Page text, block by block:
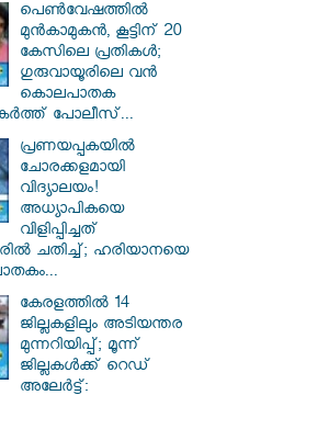
പെൺവേഷത്തിൽ
മുൻകാമുകൻ, കൂട്ടിന് 20
കേസിലെ പ്രതികൾ;
ഗുരുവായൂരിലെ വൻ
കൊലപാതക
പോലീസ്...
പ്രണയപ്പകയിൽ
ചോരക്കളമായി
വിദ്യാലയം!
അധ്യാപികയെ
വിളിപ്പിച്ചത്
ചതിച്ച്; ഹരിയാനയെ
കേരളത്തിൽ 14
ജില്ലകളിലും അടിയന്തര
മുന്നറിയിപ്പ്; മൂന്ന്
ജില്ലകൾക്ക് റെഡ്
അലേർട്ട്: